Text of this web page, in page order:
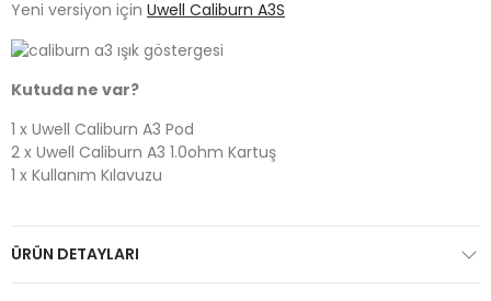
Yeni versiyon için Uwell Caliburn A3S
Kutuda ne var?
1 x Uwell Caliburn A3 Pod
2 x Uwell Caliburn A3 1.0ohm Kartuş
1 x Kullanım Kılavuzu
ÜRÜN DETAYLARI